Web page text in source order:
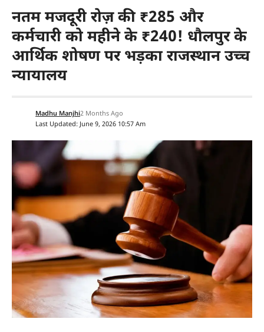
नतम मजदूरी रोज़ की ₹285 और
कर्मचारी को महीने के ₹240! धौलपुर के
आर्थिक शोषण पर भड़का राजस्थान उच्च
न्यायालय
Last Updated: June 9, 2026 10:57 Am
Madhu Manjhi2 Months Ago